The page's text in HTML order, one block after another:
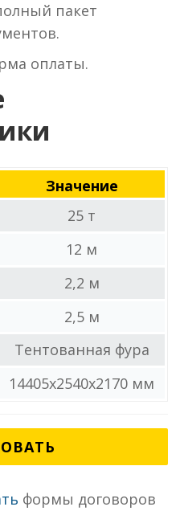
пакет
оплаты.
Значение
25 т
12 м
2,2 м
2,5 м
Тентованная фура
14405x2540x2170 мм
формы договоров